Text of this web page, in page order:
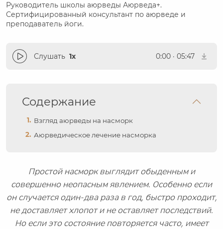
Руководитель школы аюрведы Аюрведа+.
Сертифицированный консультант по аюрведе и
преподаватель йоги.
Слушать 1x 0:00 · 05:47
Содержание
Взгляд аюрведы на насморк
Аюрведическое лечение насморка
Простой насморк выглядит обыденным и
совершенно неопасным явлением. Особенно если
он случается один-два раза в год, быстро проходит,
не доставляет хлопот и не оставляет последствий.
Но если это состояние повторяется часто, имеет